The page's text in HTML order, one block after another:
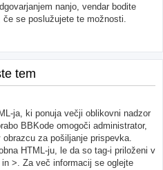
nanjo, vendar bodite
se poslužujete te možnosti.
tem
ja, ki ponuja večji oblikovni nadzor
BBKode omogoči administrator,
za pošiljanje prispevka.
HTML-ju, le da so tag-i priloženi v
>. Za več informacij se oglejte